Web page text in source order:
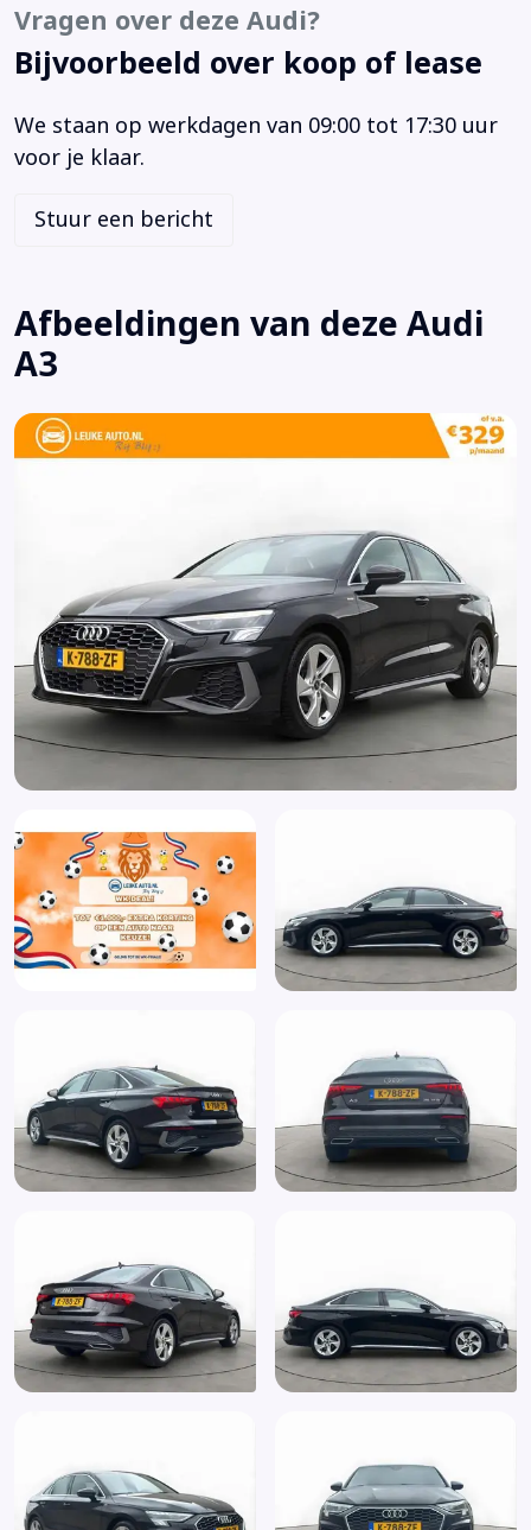
Airbag(s) hoofd voor
Airbag(s) side voor
Airbag passagier
Alarm klasse 1(startblokkering)
Aluminium interieur afwerking
Armsteun voor
Autonomous Emergency Braking
Bestuurdersstoel in hoogte verstelbaar
Brake Assist System
Buitenspiegels in carrosseriekleur
Centrale vergrendeling met afstandsbediening
Connected services
DAB
Dimlichten automatisch
Electronic climate control
Elektronische remkrachtverdeling
Elektronisch Stabiliteits Programma
Kleur parelmoer
Koplampen adaptief
Kunstlederen/stof bekleding
LED achterlichten
Multimedia-voorbereiding
Regensensor
Rijstrooksensor
Ruitensproeiers/wisserbladen verwarmbaar
Schakelpaddles
Start/stop systeem
Stuurbekrachtiging
Stuur leder
Stuur multifunctioneel
Uitwijk assistent
Warmtewerende voorruit
Warmtewerend glas
Vragen over deze Audi?
Bijvoorbeeld over koop of lease
We staan op werkdagen van 09:00 tot 17:30 uur
voor je klaar.
Stuur een bericht
Afbeeldingen van deze Audi
A3